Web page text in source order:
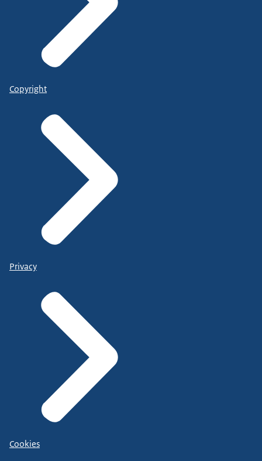
Copyright
Privacy
Cookies